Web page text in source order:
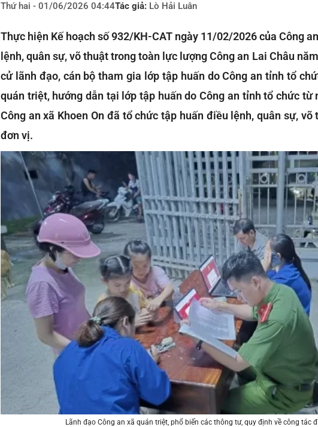
Thứ hai - 01/06/2026 04:44Tác giả: Lò Hải Luân
Thực hiện Kế hoạch số 932/KH-CAT ngày 11/02/2026 của Công
lệnh, quân sự, võ thuật trong toàn lực lượng Công an Lai Châu
cử lãnh đạo, cán bộ tham gia lớp tập huấn do Công an tỉnh tổ
quán triệt, hướng dẫn tại lớp tập huấn do Công an tỉnh tổ chức
Công an xã Khoen On đã tổ chức tập huấn điều lệnh, quân sự,
đơn vị.
Lãnh đạo Công an xã quán triệt, phổ biến các thông tư, quy định về công tác